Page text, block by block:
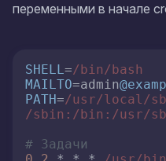
переменными в начале
SHELL=/bin/bash
MAILTO=admin
PATH=/usr/local/
/sbin :/bin :/usr/
# Задачи